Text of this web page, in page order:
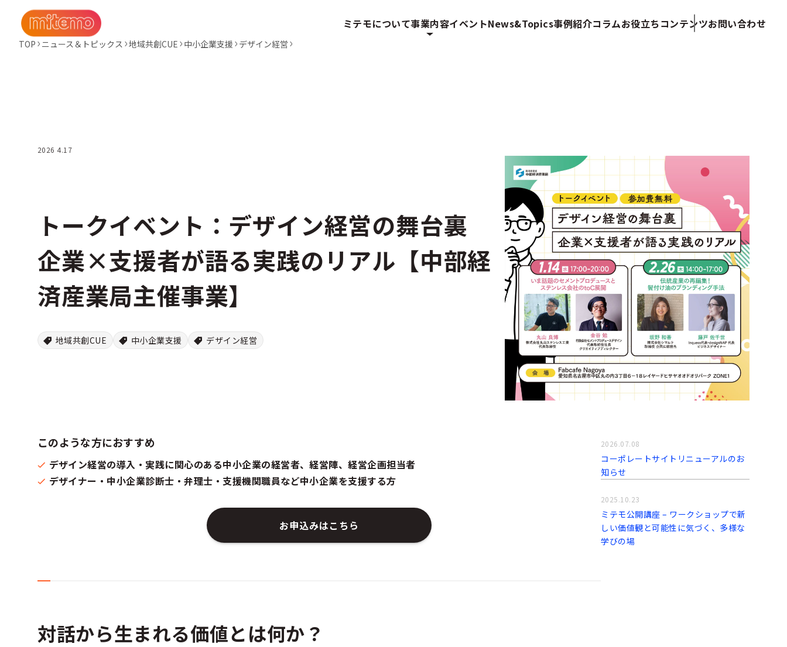
ミテモについて事業内容イベントNews&Topics事例紹介コラムお役立ちコンテンツお問い合わせ
TOP ニュース＆トピックス 地域共創CUE 中小企業支援 デザイン経営
2026 4.17
トークイベント：デザイン経営の舞台裏
企業×支援者が語る実践のリアル【中部経
済産業局主催事業】
地域共創CUE 中小企業支援 デザイン経営
このような方におすすめ
デザイン経営の導入・実践に関心のある中小企業の経営者、経営陣、経営企画担当者
デザイナー・中小企業診断士・弁理士・支援機関職員など中小企業を支援する方
お申込みはこちら
対話から生まれる価値とは何か？
コーポレートサイトリニューアルのお
知らせ
2026.07.08
ミテモ公開講座 – ワークショップで新
しい価値観と可能性に気づく、多様な
学びの場
2025.10.23